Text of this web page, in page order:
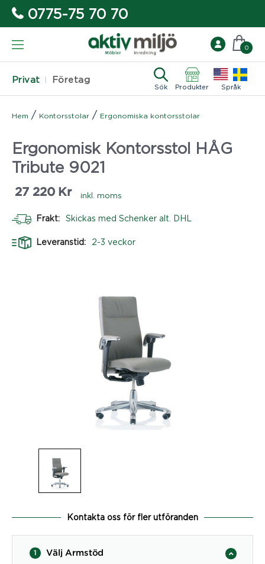
0775-75 70 70
Privat Företag
Sök Produkter Språk
0
Hem / Kontorsstolar / Ergonomiska kontorsstolar
Ergonomisk Kontorsstol HÅG
Tribute 9021
27 220 Kr inkl. moms
Frakt: Skickas med Schenker alt. DHL
Leveranstid: 2-3 veckor
Kontakta oss för fler utföranden
1 Välj Armstöd